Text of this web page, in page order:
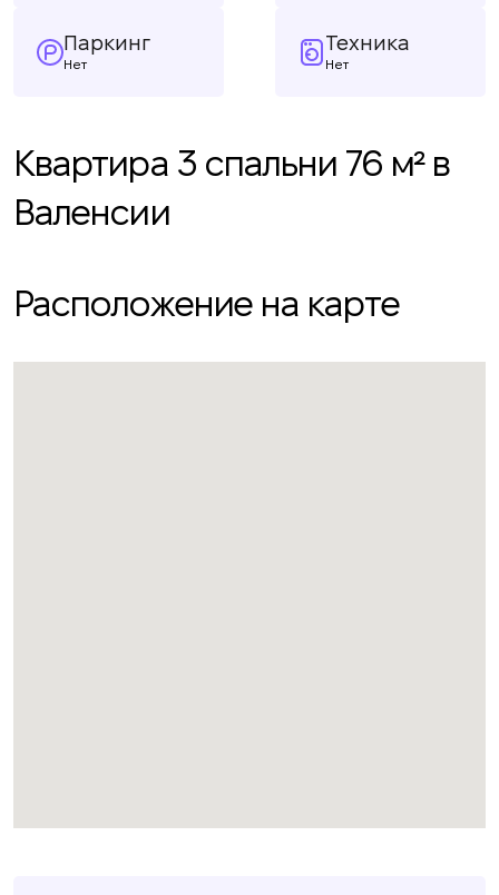
Паркинг
Нет
Техника
Нет
Квартира 3 спальни 76 м² в
Валенсии
Расположение на карте